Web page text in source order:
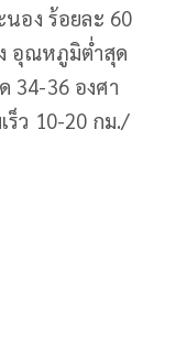
อง ร้อยละ 60
อุณหภูมิต่ำสุด
34-36 องศา
ร็ว 10-20 กม./